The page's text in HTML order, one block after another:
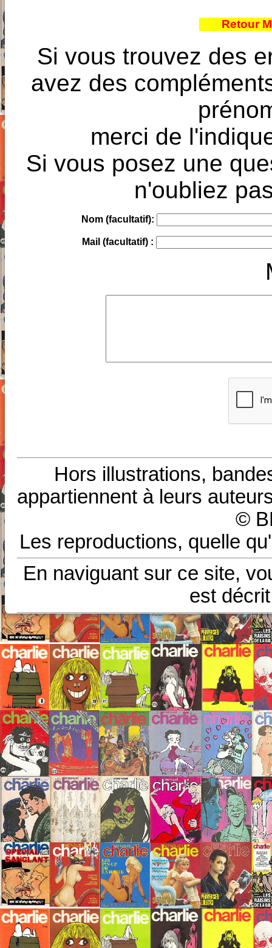
Retour
Si vous trouvez des
avez des
merci de
Si vous posez une
n'oubliez
Nom (facultatif):
Mail (facultatif) :
Hors illustrations,
appartiennent à leurs
©
Les reproductions, quelle
En naviguant sur ce site,
est